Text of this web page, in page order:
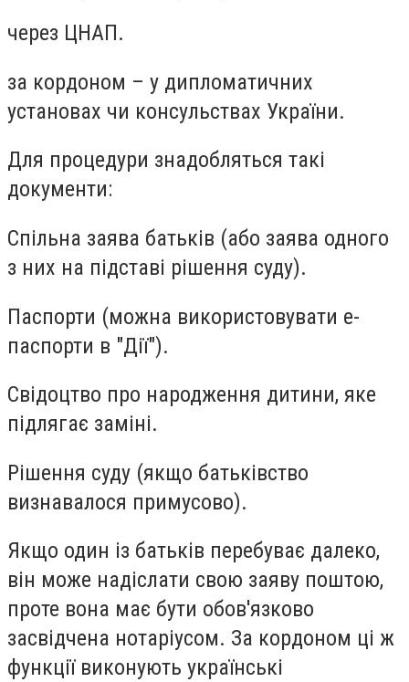
через ЦНАП.
за кордоном – у дипломатичних
установах чи консульствах України.
Для процедури знадобляться такі
документи:
Спільна заява батьків (або заява одного
з них на підставі рішення суду).
Паспорти (можна використовувати е-
паспорти в "Дії").
Свідоцтво про народження дитини, яке
підлягає заміні.
Рішення суду (якщо батьківство
визнавалося примусово).
Якщо один із батьків перебуває далеко,
він може надіслати свою заяву поштою,
проте вона має бути обов'язково
засвідчена нотаріусом. За кордоном ці ж
функції виконують українські